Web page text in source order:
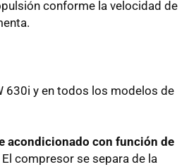
conforme la velocidad de
630i y en todos los modelos de
acondicionado con función de
El compresor se separa de la